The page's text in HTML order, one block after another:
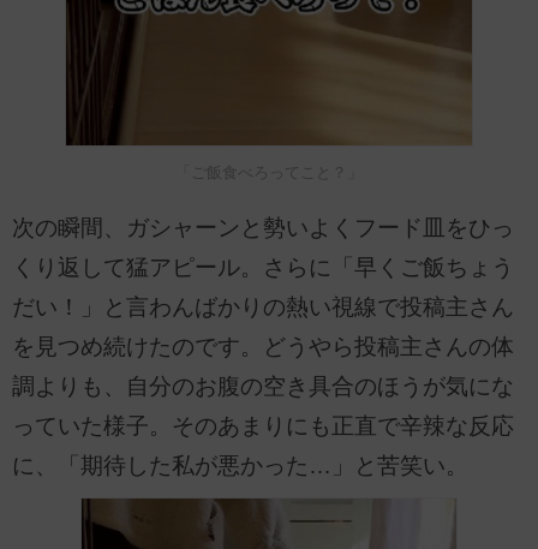
「ご飯食べろってこと？」
次の瞬間、ガシャーンと勢いよくフード皿をひっ
くり返して猛アピール。さらに「早くご飯ちょう
だい！」と言わんばかりの熱い視線で投稿主さん
を見つめ続けたのです。どうやら投稿主さんの体
調よりも、自分のお腹の空き具合のほうが気にな
っていた様子。そのあまりにも正直で辛辣な反応
に、「期待した私が悪かった…」と苦笑い。